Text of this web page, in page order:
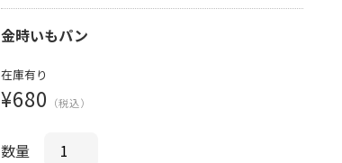
金時いもパン
在庫有り
¥680 （税込）
数量